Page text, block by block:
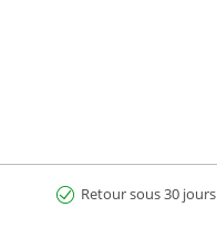
Retour sous 30 jours